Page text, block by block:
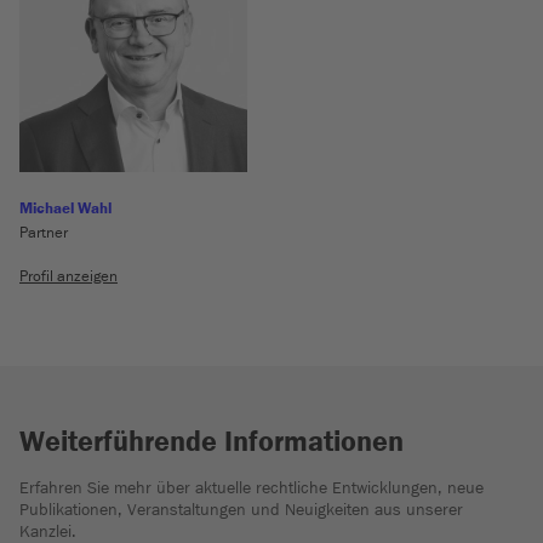
Michael Wahl
Partner
Profil anzeigen
Weiterführende Informationen
Erfahren Sie mehr über aktuelle rechtliche Entwicklungen, neue
Publikationen, Veranstaltungen und Neuigkeiten aus unserer
Kanzlei.